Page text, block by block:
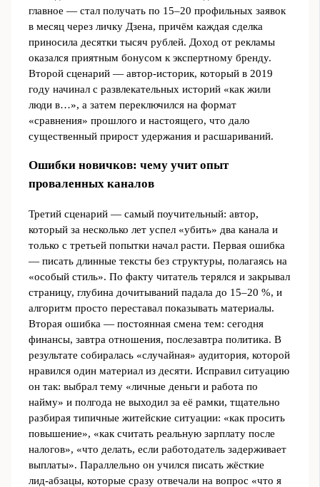
главное — стал получать по 15–20 профильных заявок
в месяц через личку Дзена, причём каждая сделка
приносила десятки тысяч рублей. Доход от рекламы
оказался приятным бонусом к экспертному бренду.
Второй сценарий — автор‑историк, который в 2019
году начинал с развлекательных историй «как жили
люди в…», а затем переключился на формат
«сравнения» прошлого и настоящего, что дало
существенный прирост удержания и расшариваний.
Ошибки новичков: чему учит опыт
проваленных каналов
Третий сценарий — самый поучительный: автор,
который за несколько лет успел «убить» два канала и
только с третьей попытки начал расти. Первая ошибка
— писать длинные тексты без структуры, полагаясь на
«особый стиль». По факту читатель терялся и закрывал
страницу, глубина дочитываний падала до 15–20 %, и
алгоритм просто переставал показывать материалы.
Вторая ошибка — постоянная смена тем: сегодня
финансы, завтра отношения, послезавтра политика. В
результате собиралась «случайная» аудитория, которой
нравился один материал из десяти. Исправил ситуацию
он так: выбрал тему «личные деньги и работа по
найму» и полгода не выходил за её рамки, тщательно
разбирая типичные житейские ситуации: «как просить
повышение», «как считать реальную зарплату после
налогов», «что делать, если работодатель задерживает
выплаты». Параллельно он учился писать жёсткие
лид‑абзацы, которые сразу отвечали на вопрос «что я